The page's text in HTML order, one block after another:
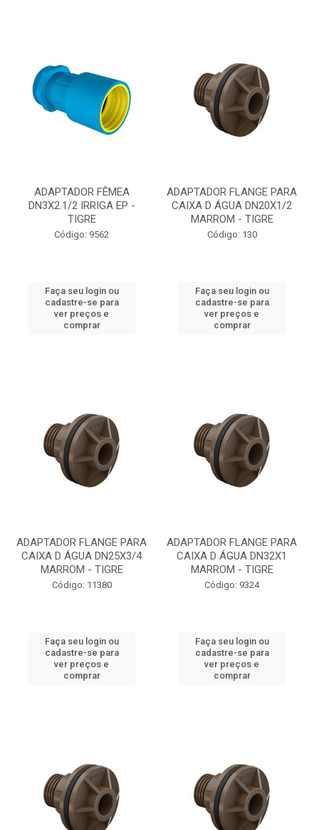
ADAPTADOR FÊMEA
DN3X2.1/2 IRRIGA EP -
TIGRE
Código: 9562
Faça seu login ou
cadastre-se para
ver preços e
comprar
ADAPTADOR FLANGE PARA
CAIXA D ÁGUA DN20X1/2
MARROM - TIGRE
Código: 130
Faça seu login ou
cadastre-se para
ver preços e
comprar
ADAPTADOR FLANGE PARA
CAIXA D ÁGUA DN25X3/4
MARROM - TIGRE
Código: 11380
Faça seu login ou
cadastre-se para
ver preços e
comprar
ADAPTADOR FLANGE PARA
CAIXA D ÁGUA DN32X1
MARROM - TIGRE
Código: 9324
Faça seu login ou
cadastre-se para
ver preços e
comprar